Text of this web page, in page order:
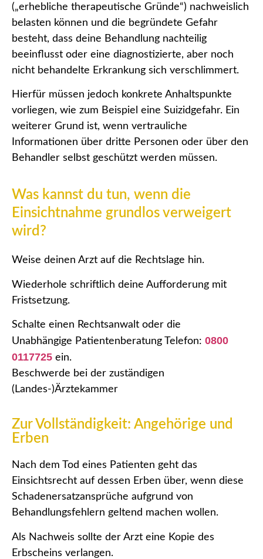
(„erhebliche therapeutische Gründe“) nachweislich
belasten können und die begründete Gefahr
besteht, dass deine Behandlung nachteilig
beeinflusst oder eine diagnostizierte, aber noch
nicht behandelte Erkrankung sich verschlimmert.
Hierfür müssen jedoch konkrete Anhaltspunkte
vorliegen, wie zum Beispiel eine Suizidgefahr. Ein
weiterer Grund ist, wenn vertrauliche
Informationen über dritte Personen oder über den
Behandler selbst geschützt werden müssen.
Was kannst du tun, wenn die
Einsichtnahme grundlos verweigert
wird?
Weise deinen Arzt auf die Rechtslage hin.
Wiederhole schriftlich deine Aufforderung mit
Fristsetzung.
Schalte einen Rechtsanwalt oder die
Unabhängige Patientenberatung Telefon: 0800
0117725 ein.
Beschwerde bei der zuständigen
(Landes-)Ärztekammer
Zur Vollständigkeit: Angehörige und
Erben
Nach dem Tod eines Patienten geht das
Einsichtsrecht auf dessen Erben über, wenn diese
Schadenersatzansprüche aufgrund von
Behandlungsfehlern geltend machen wollen.
Als Nachweis sollte der Arzt eine Kopie des
Erbscheins verlangen.